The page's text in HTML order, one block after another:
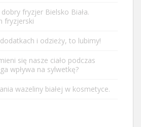
fryzjer Bielsko Biała.
fryzjerski
i odzieży, to lubimy!
się nasze ciało podczas
wpływa na sylwetkę?
wazeliny białej w kosmetyce.